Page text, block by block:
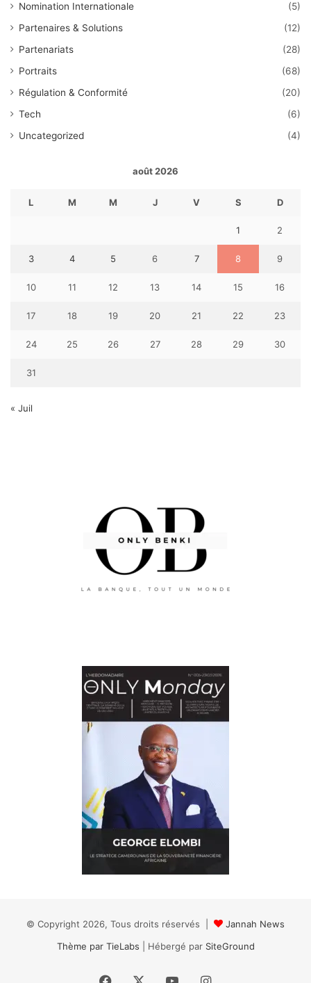
Nomination Internationale
(5)
Partenaires & Solutions
(12)
Partenariats
(28)
Portraits
(68)
Régulation & Conformité
(20)
Tech
(6)
Uncategorized
(4)
août 2026
L M M J V S D
1 2
3 4 5 6 7 8 9
10 11 12 13 14 15 16
17 18 19 20 21 22 23
24 25 26 27 28 29 30
31
« Juil
© Copyright 2026, Tous droits réservés |
Jannah News
Thème par TieLabs | Hébergé par SiteGround
Facebook YouTubeInstagram